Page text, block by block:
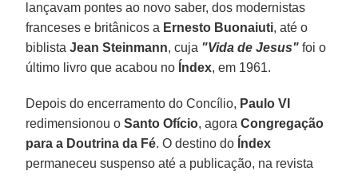
lançavam pontes ao novo saber, dos modernistas
franceses e britânicos a Ernesto Buonaiuti, até o
biblistaJean Steinmann, cuja "Vida de Jesus" foi o
último livro que acabou no Índex, em 1961.
Depois do encerramento do Concílio, Paulo VI
redimensionou oSanto Ofício, agoraCongregação
para a Doutrina da Fé. O destino do Índex
permaneceu suspenso até a publicação, na revista